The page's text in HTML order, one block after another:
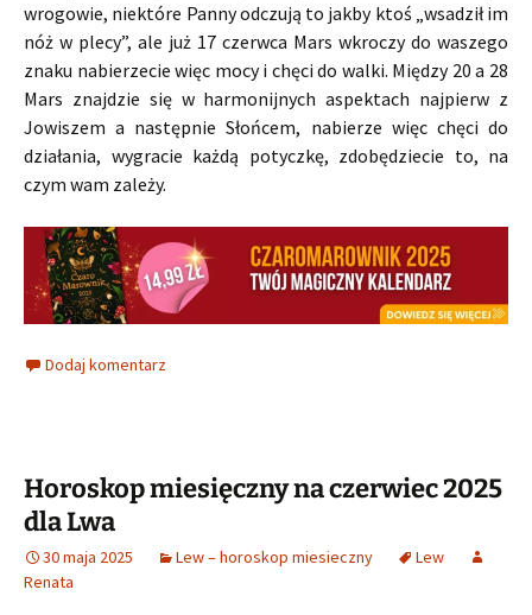
wrogowie, niektóre Panny odczują to jakby ktoś „wsadził im
nóż w plecy”, ale już 17 czerwca Mars wkroczy do waszego
znaku nabierzecie więc mocy i chęci do walki. Między 20 a 28
Mars znajdzie się w harmonijnych aspektach najpierw z
Jowiszem a następnie Słońcem, nabierze więc chęci do
działania, wygracie każdą potyczkę, zdobędziecie to, na
czym wam zależy.
Dodaj komentarz
Horoskop miesięczny na czerwiec 2025
dla Lwa
30 maja 2025 Lew – horoskop miesieczny
Lew
Renata